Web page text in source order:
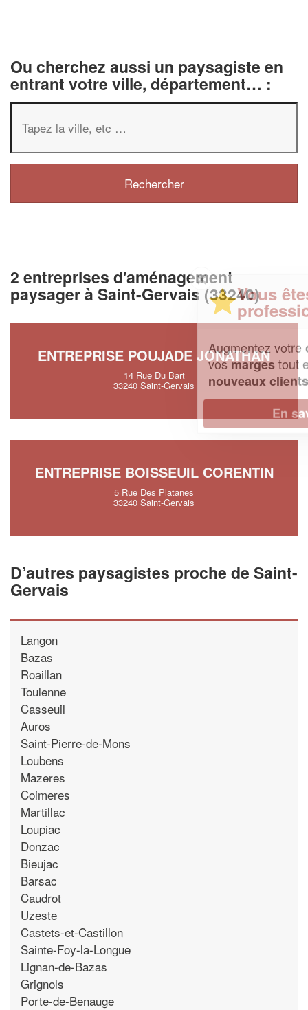
Ou cherchez aussi un paysagiste en
entrant votre ville, département… :
2 entreprises d'aménagement
paysager à Saint-Gervais (33240)
ENTREPRISE POUJADE JONATHAN
14 Rue Du Bart
33240 Saint-Gervais
ENTREPRISE BOISSEUIL CORENTIN
5 Rue Des Platanes
33240 Saint-Gervais
D’autres paysagistes proche de Saint-
Gervais
Langon
Bazas
Roaillan
Toulenne
Casseuil
Auros
Saint-Pierre-de-Mons
Loubens
Mazeres
Coimeres
Martillac
Loupiac
Donzac
Bieujac
Barsac
Caudrot
Uzeste
Castets-et-Castillon
Sainte-Foy-la-Longue
Lignan-de-Bazas
Grignols
Porte-de-Benauge
✕
Vous êtes un
professionnel ?
Augmentez votrechiffre d'affaireset
vosmargestout en gagnant de
nouveaux clients!